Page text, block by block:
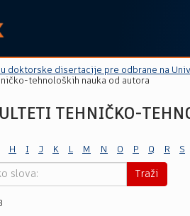
doktorske disertacije pre odbrane na
tehnoloških nauka od autora
TEHNIČKO-
H I J K L M N O P Q R S
Traži